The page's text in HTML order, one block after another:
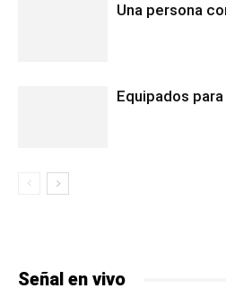
Una persona
Equipados
Señal en vivo